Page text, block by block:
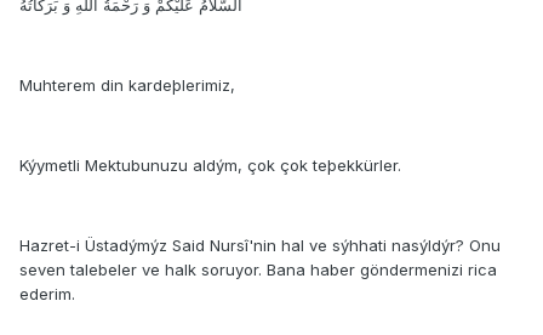
اَلسَّلاَمُ عَلَيْكُمْ وَ رَحْمَةُ اللّهِ وَ بَرَكَاتُهُ
Muhterem din kardeþlerimiz,
Kýymetli Mektubunuzu aldým, çok çok teþekkürler.
Hazret-i Üstadýmýz Said Nursî'nin hal ve sýhhati nasýldýr? Onu
seven talebeler ve halk soruyor. Bana haber göndermenizi rica
ederim.